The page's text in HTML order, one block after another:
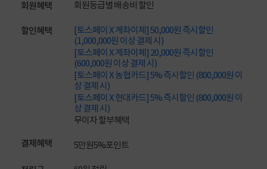
회원혜택 회원등급별 배송비 할인
할인혜택
[토스페이 X 계좌이체] 50,000원 즉시할인
(1,000,000원 이상 결제 시)
[토스페이 X 계좌이체] 20,000원 즉시할인
(600,000원 이상 결제 시)
[토스페이 X 농협카드] 5% 즉시할인 (800,000원 이
상 결제 시)
[토스페이 X 현대카드] 5% 즉시할인 (800,000원 이
상 결제 시)
무이자 할부혜택
결제혜택 5만원5%포인트